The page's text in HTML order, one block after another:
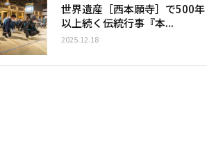
世界遺産［西本願寺］で500年
以上続く伝統行事『本...
2025.12.18